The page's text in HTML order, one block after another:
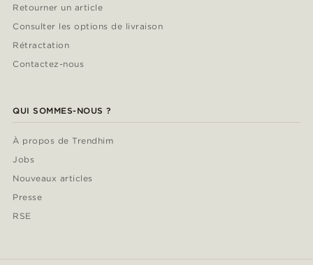
Retourner un article
Consulter les options de livraison
Rétractation
Contactez-nous
QUI SOMMES-NOUS ?
À propos de Trendhim
Jobs
Nouveaux articles
Presse
RSE